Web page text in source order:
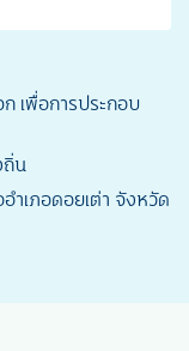
เพื่อการประกอบ
น
ำเภอดอยเต่า จังหวัด